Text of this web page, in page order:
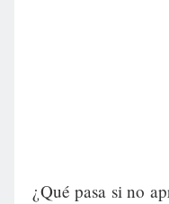
¿Qué pasa si no